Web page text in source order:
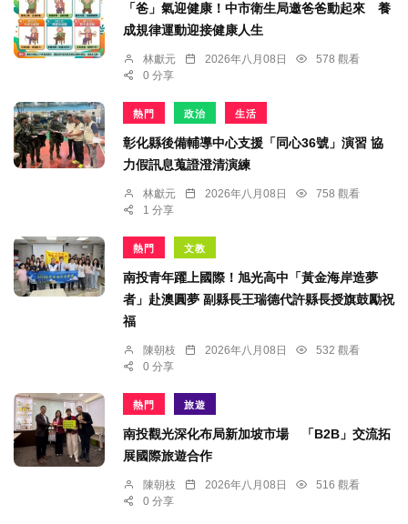
「爸」氣迎健康！中市衛生局邀爸爸動起來 養
成規律運動迎接健康人生
林獻元 2026年八月08日
578 觀看
0 分享
熱門 政治 生活
彰化縣後備輔導中心支援「同心36號」演習 協
力假訊息蒐證澄清演練
林獻元 2026年八月08日
758 觀看
1 分享
熱門 文教
南投青年躍上國際！旭光高中「黃金海岸造夢
者」赴澳圓夢 副縣長王瑞德代許縣長授旗鼓勵祝
福
陳朝枝 2026年八月08日
532 觀看
0 分享
熱門 旅遊
南投觀光深化布局新加坡市場 「B2B」交流拓
展國際旅遊合作
陳朝枝 2026年八月08日
516 觀看
0 分享